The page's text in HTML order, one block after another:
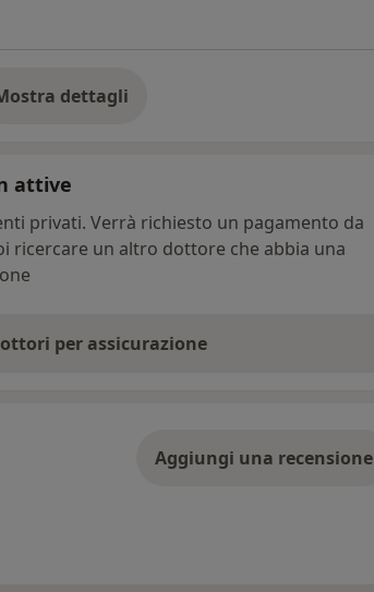
dettagli
sull'indirizzo
attive
privati. Verrà richiesto un pagamento da
ricercare un altro dottore che abbia una
per assicurazione
Aggiungi una recensione